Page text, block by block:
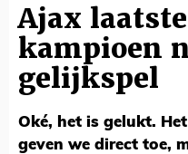
Ajax
kampioen
gelijkspel
Oké, het is gelukt.
geven we direct toe,